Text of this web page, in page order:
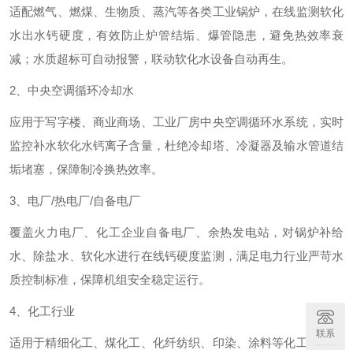
适配燃气、燃煤、生物质、蒸汽等各类工业锅炉，在线监测软化
水出水钙硬度，有效防止炉管结垢、爆管隐患，避免热效率衰
减；水质超标可自动报警，联动软化水设备自动再生。
2、中央空调循环冷却水
应用于写字楼、商业商场、工业厂房中央空调循环水系统，实时
监控补水软化水钙离子含量，杜绝冷却塔、冷凝器及输水管道结
垢堵塞，保障制冷换热效率。
3、电厂/热电厂/自备电厂
覆盖火力电厂、化工企业自备电厂、余热发电站，对锅炉补给
水、除盐水、软化水进行在线钙硬度监测，满足电力行业严苛水
质控制标准，保障机组安全稳定运行。
4、化工行业
适用于精细化工、煤化工、化纤纺织、印染、涂料等化工企业，
联系